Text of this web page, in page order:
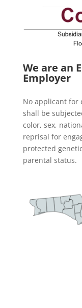
We are an
Employer
No applicant for
shall be
color, sex,
reprisal for
protected
parental status.